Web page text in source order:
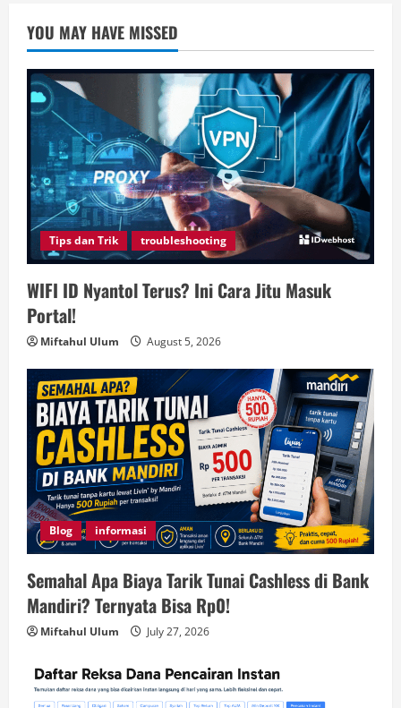
YOU MAY HAVE MISSED
Tips dan Trik troubleshooting
WIFI ID Nyantol Terus? Ini Cara Jitu Masuk
Portal!
Miftahul Ulum August 5, 2026
Blog informasi
Semahal Apa Biaya Tarik Tunai Cashless di Bank
Mandiri? Ternyata Bisa Rp0!
Miftahul Ulum July 27, 2026